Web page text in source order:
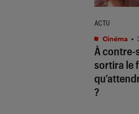
À contre-
sortira le
?
ACTU
Cinéma •